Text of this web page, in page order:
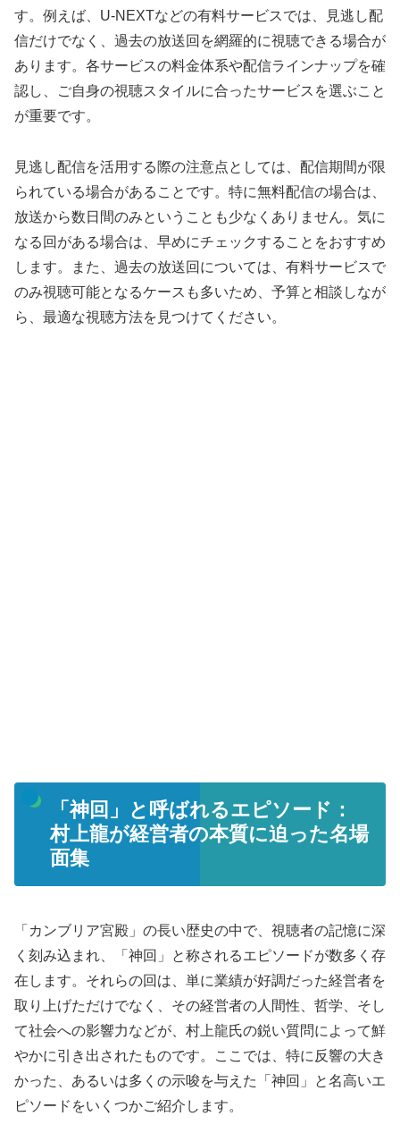
す。例えば、U-NEXTなどの有料サービスでは、見逃し配
信だけでなく、過去の放送回を網羅的に視聴できる場合が
あります。各サービスの料金体系や配信ラインナップを確
認し、ご自身の視聴スタイルに合ったサービスを選ぶこと
が重要です。
見逃し配信を活用する際の注意点としては、配信期間が限
られている場合があることです。特に無料配信の場合は、
放送から数日間のみということも少なくありません。気に
なる回がある場合は、早めにチェックすることをおすすめ
します。また、過去の放送回については、有料サービスで
のみ視聴可能となるケースも多いため、予算と相談しなが
ら、最適な視聴方法を見つけてください。
「神回」と呼ばれるエピソード：
村上龍が経営者の本質に迫った名場
面集
「カンブリア宮殿」の長い歴史の中で、視聴者の記憶に深
く刻み込まれ、「神回」と称されるエピソードが数多く存
在します。それらの回は、単に業績が好調だった経営者を
取り上げただけでなく、その経営者の人間性、哲学、そし
て社会への影響力などが、村上龍氏の鋭い質問によって鮮
やかに引き出されたものです。ここでは、特に反響の大き
かった、あるいは多くの示唆を与えた「神回」と名高いエ
ピソードをいくつかご紹介します。